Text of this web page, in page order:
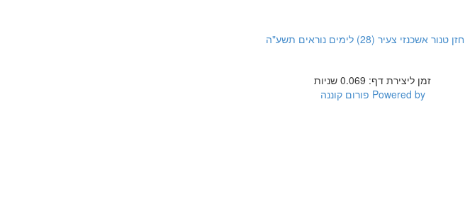
אשכנזי צעיר (28) לימים נוראים תשע"ה
זמן ליצירת דף: 0.069 שניות
Powered by פורום קוננה